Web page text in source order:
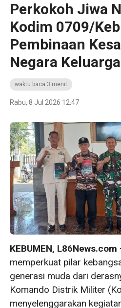
Perkokoh Jiwa
Kodim 0709/
Pembinaan
Negara
waktu baca 3 menit
Rabu, 8 Jul 2026 12:47
KEBUMEN, L86News.com
memperkuat pilar
generasi muda dari
Komando Distrik Militer
menyelenggarakan